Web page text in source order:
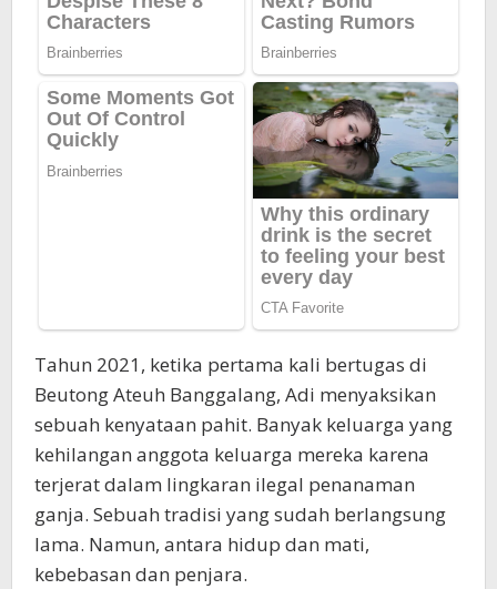
Tahun 2021, ketika pertama kali bertugas di
Beutong Ateuh Banggalang, Adi menyaksikan
sebuah kenyataan pahit. Banyak keluarga yang
kehilangan anggota keluarga mereka karena
terjerat dalam lingkaran ilegal penanaman
ganja. Sebuah tradisi yang sudah berlangsung
lama. Namun, antara hidup dan mati,
kebebasan dan penjara.